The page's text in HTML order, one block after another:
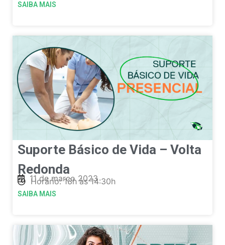
SAIBA MAIS
Suporte Básico de Vida – Volta
Redonda
11 de março 2023
Horário: 13h às 14:30h
SAIBA MAIS